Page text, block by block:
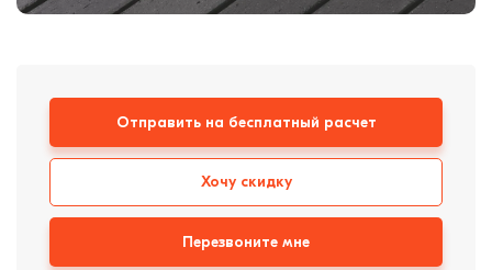
формовки
Строительные
Отправить на бесплатный расчет
Хочу скидку
Перезвоните мне